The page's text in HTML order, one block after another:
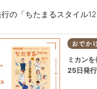
の「ちたまるスタイル
おでか
ミカン
25日発